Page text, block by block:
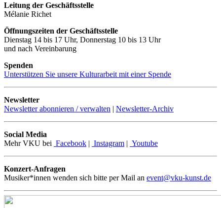
Leitung der Geschäftsstelle
Mélanie Richet
Öffnungszeiten der Geschäftsstelle
Dienstag 14 bis 17 Uhr, Donnerstag 10 bis 13 Uhr
und nach Vereinbarung
Spenden
Unterstützen Sie unsere Kulturarbeit mit einer Spende
Newsletter
Newsletter abonnieren / verwalten | Newsletter-Archiv
Social Media
Mehr VKU bei Facebook | Instagram | Youtube
Konzert-Anfragen
Musiker*innen wenden sich bitte per Mail an event@vku-kunst.de